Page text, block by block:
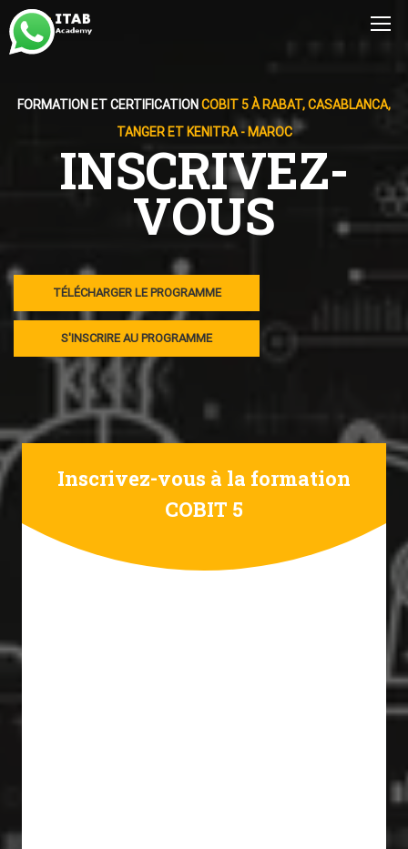
FORMATION ET CERTIFICATION COBIT 5 À RABAT, CASABLANCA,
TANGER ET KENITRA - MAROC
INSCRIVEZ-
VOUS
TÉLÉCHARGER LE PROGRAMME
S'INSCRIRE AU PROGRAMME
Inscrivez-vous à la formation
COBIT 5